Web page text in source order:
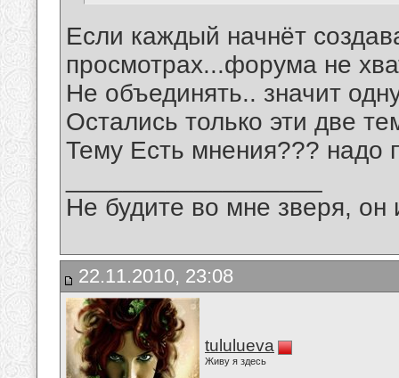
Если каждый начнёт
просмотрах...форума не
Не объединять.. значит
Остались только эти две
Тему Есть мнения??? надо
Не будите во мне зверя, он
22.11.2010, 23:08
tululueva
Живу я здесь